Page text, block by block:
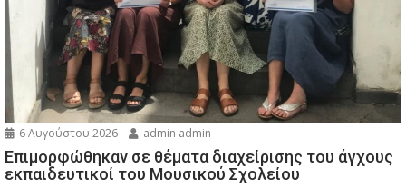
6 Αυγούστου 2026 admin admin
Eπιμορφώθηκαν σε θέματα διαχείρισης του άγχους
εκπαιδευτικοί του Μουσικού Σχολείου